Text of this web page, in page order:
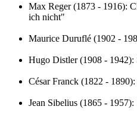
Max Reger (1873 - 1916):
ich nicht"
Maurice Duruflé (1902 -
Hugo Distler (1908 - 1942):
César Franck (1822 -
Jean Sibelius (1865 -